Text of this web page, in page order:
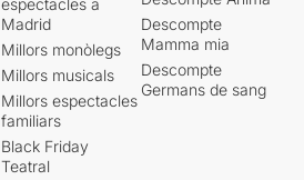
Madrid
Millors monòlegs
Millors musicals
Millors espectacles
familiars
Black Friday
Teatral
Descompte
Mamma mia
Descompte
Germans de sang